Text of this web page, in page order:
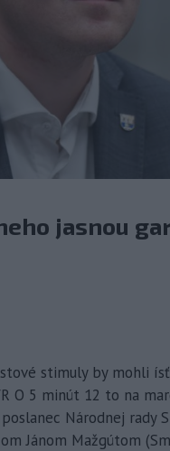
jasnou
stimuly by mohli
O 5 minút 12 to na
Národnej rady
Jánom Mažgútom